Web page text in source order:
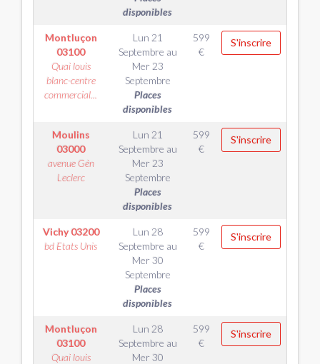
disponibles
Montluçon
03100
Quai louis
blanc-centre
commercial...
Lun 21
Septembre au
Mer 23
Septembre
Places
disponibles
599
€
S'inscrire
Moulins
03000
avenue Gén
Leclerc
Lun 21
Septembre au
Mer 23
Septembre
Places
disponibles
599
€
S'inscrire
Vichy03200
bd Etats Unis
Lun 28
Septembre au
Mer 30
Septembre
Places
disponibles
599
€
S'inscrire
Montluçon
03100
Quai louis
Lun 28
Septembre au
Mer 30
599
€
S'inscrire